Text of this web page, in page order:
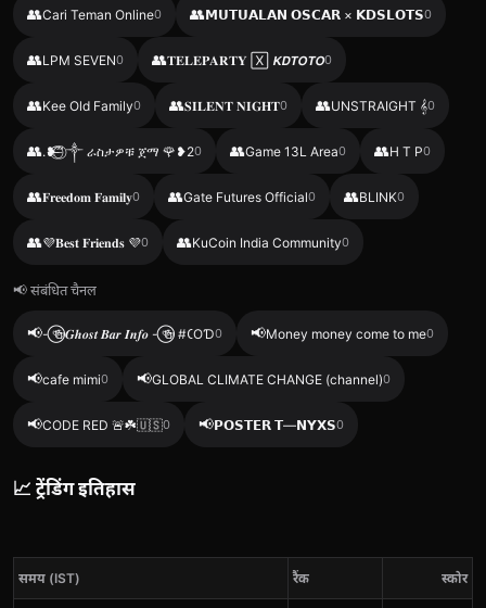
👥Cari Teman Online0 👥𝗠𝗨𝗧𝗨𝗔𝗟𝗔𝗡 𝗢𝗦𝗖𝗔𝗥 × 𝗞𝗗𝗦𝗟𝗢𝗧𝗦0
👥LPM SEVEN0 👥𝐓𝐄𝐋𝐄𝐏𝐀𝐑𝐓𝐘 🅇 𝙆𝘿𝙏𝙊𝙏𝙊0
👥Kee Old Family0 👥𝐒𝐈𝐋𝐄𝐍𝐓 𝐍𝐈𝐆𝐇𝐓0 👥UNSTRAIGHT 𝄞0
👥.⁠⁠⁠⁠⁠⁠⁠⁠⁠⁠⁠⁠⁠⁠⁠⁠⁠⁠❥ ⃝⃪⃕ ⃝⃪⃕ ༒ ራስታዎቹ ጀማ 🌹❥20 👥Game 13L Area0 👥H T P0
👥𝐅𝐫𝐞𝐞𝐝𝐨𝐦 𝐅𝐚𝐦𝐢𝐥𝐲0 👥Gate Futures Official0 👥BLINK0
👥💜𝐁𝐞𝐬𝐭 𝐅𝐫𝐢𝐞𝐧𝐝𝐬 💜0 👥KuCoin India Community0
📢 संबंधित चैनल
📢- ⃝🍻𝑮𝒉𝒐𝒔𝒕 𝑩𝒂𝒓 𝑰𝒏𝒇𝒐 - ⃝🍻 #𑀝ΟƊ0 📢Money money come to me0
📢cafe mimi0 📢GLOBAL CLIMATE CHANGE (channel)0
📢CODE RED 🚨☘️🇺🇸0 📢𝗣𝗢𝗦𝗧𝗘𝗥 𝗧—𝗡𝗬𝗫𝗦0
📈 ट्रेंडिंग इतिहास
समय (IST) रैंक स्कोर